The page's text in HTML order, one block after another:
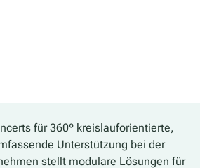
für 360º kreislauforientierte,
Unterstützung bei der
stellt modulare Lösungen für